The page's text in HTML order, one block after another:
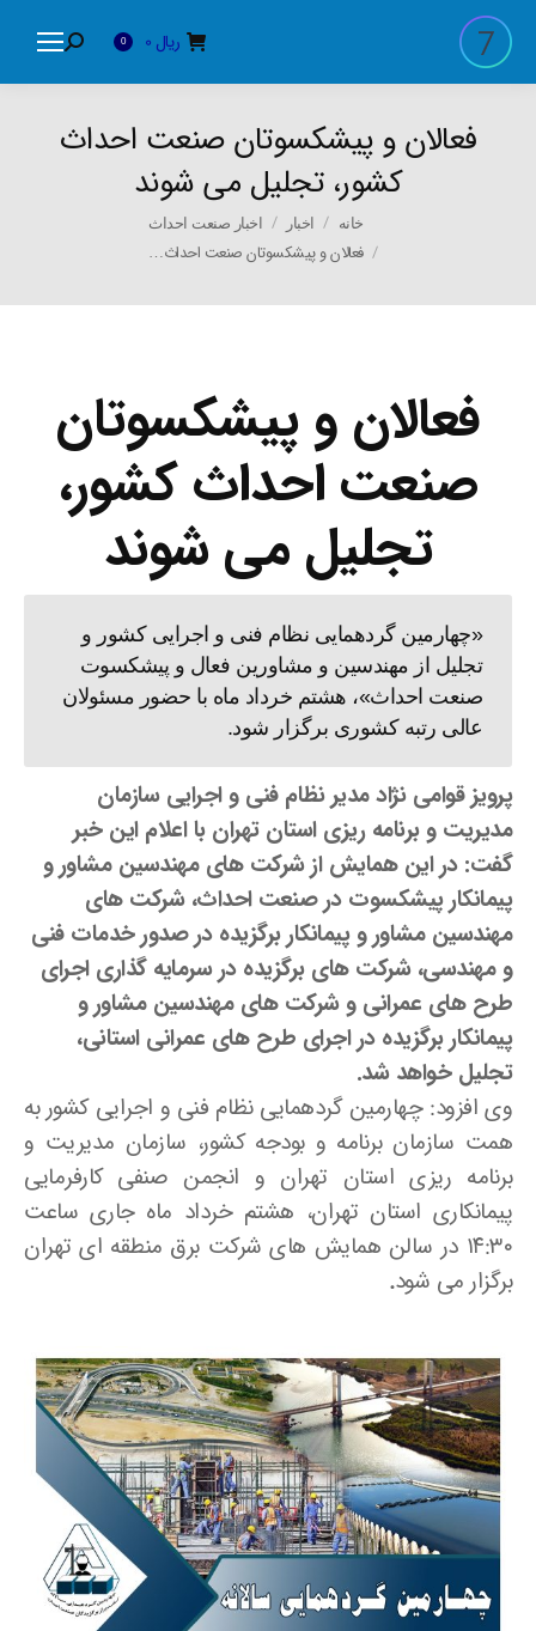
ریال 0
Search:
فعالان و پیشکسوتان صنعت احداث
کشور، تجلیل می شوند
خانه اخبار اخبار صنعت احداث
فعالان و پیشکسوتان صنعت احداث…
فعالان و پیشکسوتان
صنعت احداث کشور،
تجلیل می شوند
«چهارمین گردهمایی نظام فنی و اجرایی کشور و
تجلیل از مهندسین و مشاورین فعال و پیشکسوت
صنعت احداث»، هشتم خرداد ماه با حضور مسئولان
عالی رتبه کشوری برگزار شود.
پرویز قوامی نژاد مدیر نظام فنی و اجرایی سازمان
مدیریت و برنامه ریزی استان تهران با اعلام این خبر
گفت: در این همایش از شرکت های مهندسین مشاور و
پیمانکار پیشکسوت در صنعت احداث، شرکت های
مهندسین مشاور و پیمانکار برگزیده در صدور خدمات فنی
و مهندسی، شرکت های برگزیده در سرمایه گذاری اجرای
طرح های عمرانی و شرکت های مهندسین مشاور و
پیمانکار برگزیده در اجرای طرح های عمرانی استانی،
تجلیل خواهد شد.
وی افزود: چهارمین گردهمایی نظام فنی و اجرایی کشور به
همت سازمان برنامه و بودجه کشور، سازمان مدیریت و
برنامه ریزی استان تهران و انجمن صنفی کارفرمایی
پیمانکاری استان تهران، هشتم خرداد ماه جاری ساعت
۱۴:۳۰ در سالن همایش های شرکت برق منطقه ای تهران
برگزار می شود.